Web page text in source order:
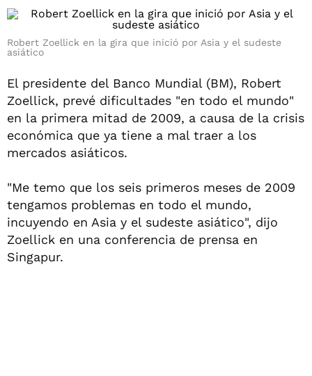
Robert Zoellick en la gira que inició por Asia y el sudeste
asiático
El presidente del Banco Mundial (BM), Robert
Zoellick, prevé dificultades "en todo el mundo"
en la primera mitad de 2009, a causa de la crisis
económica que ya tiene a mal traer a los
mercados asiáticos.
"Me temo que los seis primeros meses de 2009
tengamos problemas en todo el mundo,
incuyendo en Asia y el sudeste asiático", dijo
Zoellick en una conferencia de prensa en
Singapur.